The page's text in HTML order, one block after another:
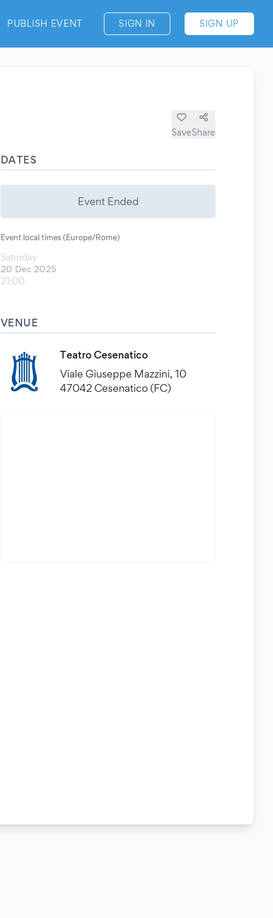
PUBLISH EVENT SIGN IN SIGN UP
SaveShare
DATES
Event Ended
Event local times (Europe/Rome)
Saturday
20 Dec 2025
21:00
VENUE
Teatro Cesenatico
Viale Giuseppe Mazzini, 10
47042 Cesenatico (FC)